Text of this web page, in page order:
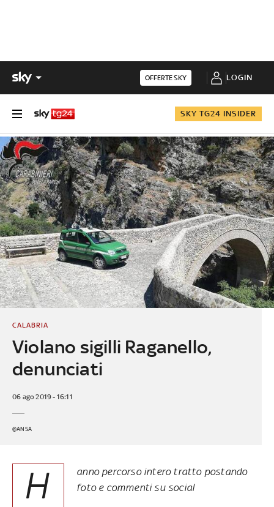
OFFERTE SKY LOGIN
SKY TG24 INSIDER
Violano sigilli Raganello,
denunciati
CALABRIA
06 ago 2019 - 16:11
@ANSA
H
anno percorso intero tratto postando
foto e commenti su social